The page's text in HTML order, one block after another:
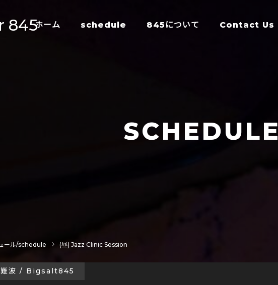
845ホーム schedule 845について Contact Us
SCHEDULE
ール/schedule (昼) Jazz Clinic Session
難波 / Bigsalt845